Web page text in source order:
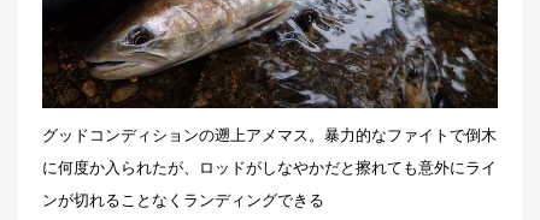
グッドコンディションの遡上アメマス。暴力的なファイトで倒木
に何度か入られたが、ロッドがしなやかだと擦れても意外にライ
ンが切れることなくランディングできる